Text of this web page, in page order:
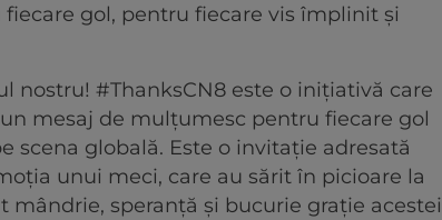
gol, pentru fiecare vis împlinit și
nostru! #ThanksCN8 este o inițiativă care
mesaj de mulțumesc pentru fiecare gol
scena globală. Este o invitație adresată
unui meci, care au sărit în picioare la
mândrie, speranță și bucurie grație acestei